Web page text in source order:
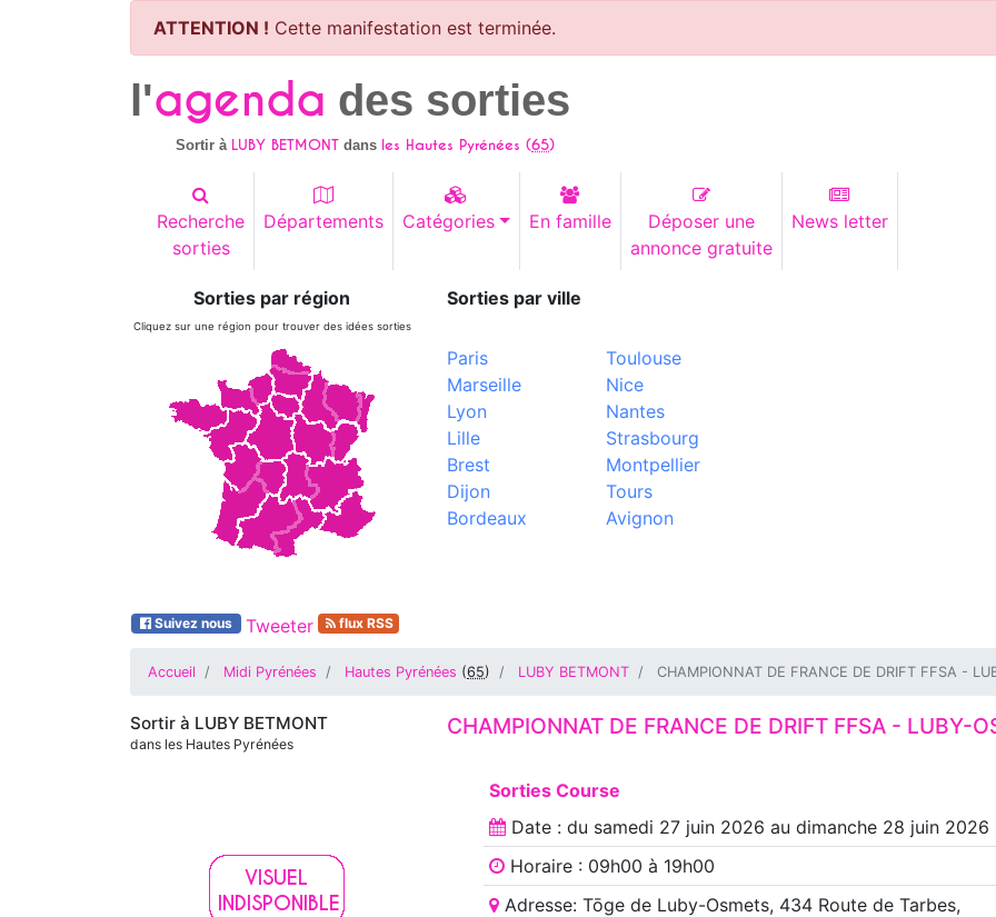
ATTENTION ! Cette manifestation est terminée.
l'agenda des sorties
Sortir à LUBY BETMONT dans les Hautes Pyrénées (65)
Recherche
sorties
Départements Catégories En famille
Déposer une
annonce gratuite
News letter
Sorties par région
Cliquez sur une région pour trouver des idées sorties
Sorties par ville
Paris
Marseille
Lyon
Lille
Brest
Dijon
Bordeaux
Toulouse
Nice
Nantes
Strasbourg
Montpellier
Tours
Avignon
Suivez nous Tweeter flux RSS
Accueil Midi Pyrénées Hautes Pyrénées (65) LUBY BETMONT CHAMPIONNAT DE FRANCE DE DRIFT FFSA -
Sortir à LUBY BETMONT
dans les Hautes Pyrénées
CHAMPIONNAT DE FRANCE DE DRIFT FFSA - LUBY-
Sorties Course
Date : du samedi 27 juin 2026 au dimanche 28 juin 2026
Horaire : 09h00 à 19h00
Adresse: Tōge de Luby-Osmets, 434 Route de Tarbes,